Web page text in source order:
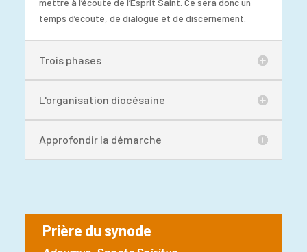
mettre à l’écoute de l’Esprit Saint. Ce sera donc un
temps d’écoute, de dialogue et de discernement.
Trois phases
L'organisation diocésaine
Approfondir la démarche
Prière du synode